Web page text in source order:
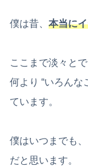
僕は昔、 本当に
ここまで淡々と
何より “いろんな
ています。
僕はいつまでも
だと思います。